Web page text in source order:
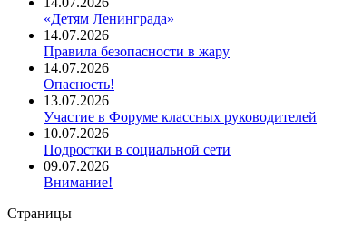
«Детям Ленинграда»
14.07.2026
Правила безопасности в жару
14.07.2026
Опасность!
13.07.2026
Участие в Форуме классных руководителей
10.07.2026
Подростки в социальной сети
09.07.2026
Внимание!
Страницы